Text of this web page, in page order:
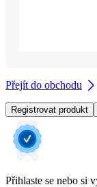
Přejít do obchodu
Registrovat produkt
Přihlaste se nebo si